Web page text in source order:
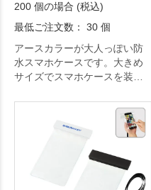
200 個の場合 (税込)
最低ご注文数： 30 個
アースカラーが大人っぽい防
水スマホケースです。大きめ
サイズでスマホケースを装着
計。IP68防水・防塵対応。